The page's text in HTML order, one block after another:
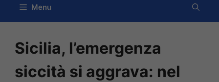
Menu
Sicilia, l’emergenza
siccità si aggrava: nel